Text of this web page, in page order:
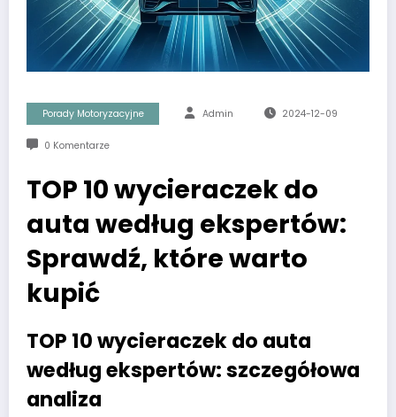
Porady Motoryzacyjne Admin 2024-12-09
0 Komentarze
TOP 10 wycieraczek do
auta według ekspertów:
Sprawdź, które warto
kupić
TOP 10 wycieraczek do auta
według ekspertów: szczegółowa
analiza